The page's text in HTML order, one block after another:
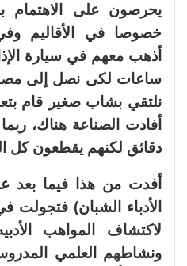
يحرصون على الاهتمام
خصوصا في الأقاليم
أذهب معهم في سيارة
ساعات لكى نصل إلى
نلتقي بشاب صغير قام
أفادت الصناعة هناك،
دقائق لكنهم يقطعون كل
أفدت من هذا فيما بعد
الأدباء الشبان)
لاكتشاف المواهب
ونشاطهم العلمي